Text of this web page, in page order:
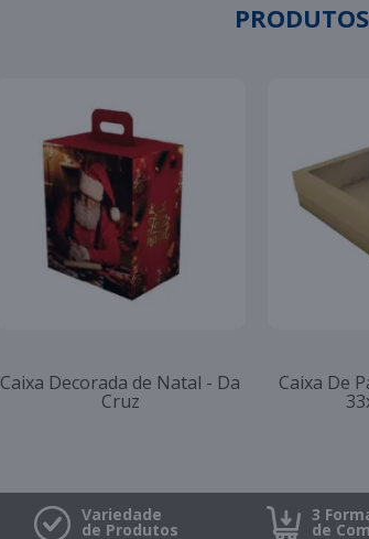
Caixa Decorada de Natal - Da
Cruz
Caixa De
Variedade
de Produtos
3
de